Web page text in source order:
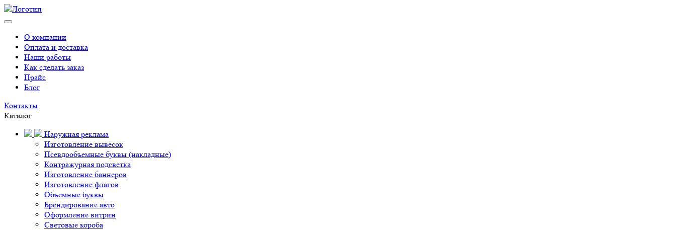
О компании
Оплата и доставка
Наши работы
Как сделать заказ
Прайс
Блог
Контакты
Каталог
Наружная реклама
Изготовление вывесок
Псевдообъемные буквы (накладные)
Контражурная подсветка
Изготовление баннеров
Изготовление флагов
Объемные буквы
Брендирование авто
Оформление витрин
Световые короба